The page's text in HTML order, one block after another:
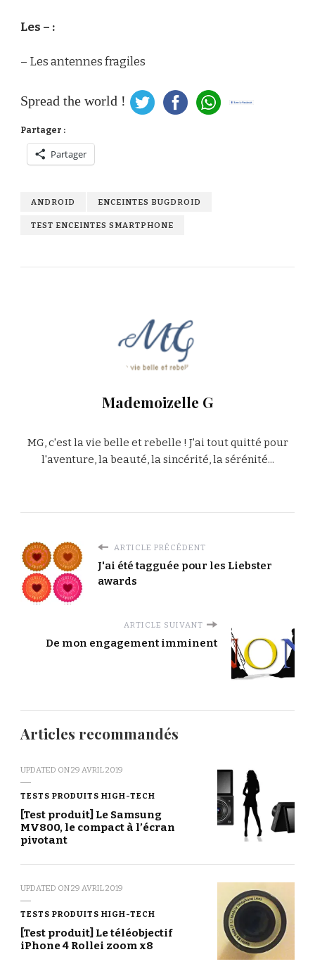
Les – :
– Les antennes fragiles
Spread the world !
Partager :
Partager
ANDROID ENCEINTES BUGDROID
TEST ENCEINTES SMARTPHONE
Mademoizelle G
MG, c'est la vie belle et rebelle ! J'ai tout quitté pour
l'aventure, la beauté, la sincérité, la sérénité...
ARTICLE PRÉCÉDENT
J'ai été tagguée pour les Liebster
awards
ARTICLE SUIVANT
De mon engagement imminent
Articles recommandés
UPDATED ON29 AVRIL 2019
TESTS PRODUITS HIGH-TECH
[Test produit] Le Samsung
MV800, le compact à l’écran
pivotant
UPDATED ON29 AVRIL 2019
TESTS PRODUITS HIGH-TECH
[Test produit] Le téléobjectif
iPhone 4 Rollei zoom x8